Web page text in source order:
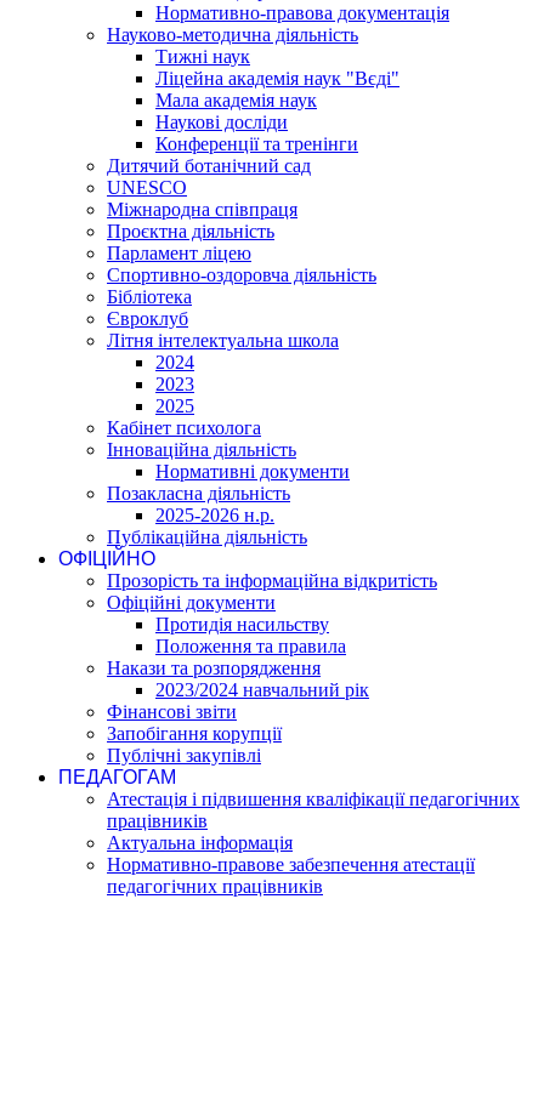
Нормативно-правова документація
Науково-методична діяльність
Тижні наук
Ліцейна академія наук "Вєді"
Мала академія наук
Наукові досліди
Конференції та тренінги
Дитячий ботанічний сад
UNESCO
Міжнародна співпраця
Проєктна діяльність
Парламент ліцею
Спортивно-оздоровча діяльність
Бібліотека
Євроклуб
Літня інтелектуальна школа
2024
2023
2025
Кабінет психолога
Інноваційна діяльність
Нормативні документи
Позакласна діяльність
2025-2026 н.р.
Публікаційна діяльність
ОФІЦІЙНО
Прозорість та інформаційна відкритість
Офіційні документи
Протидія насильству
Положення та правила
Накази та розпорядження
2023/2024 навчальний рік
Фінансові звіти
Запобігання корупції
Публічні закупівлі
ПЕДАГОГАМ
Атестація і підвишення кваліфікації педагогічних
працівників
Актуальна інформація
Нормативно-правове забезпечення атестації
педагогічних працівників